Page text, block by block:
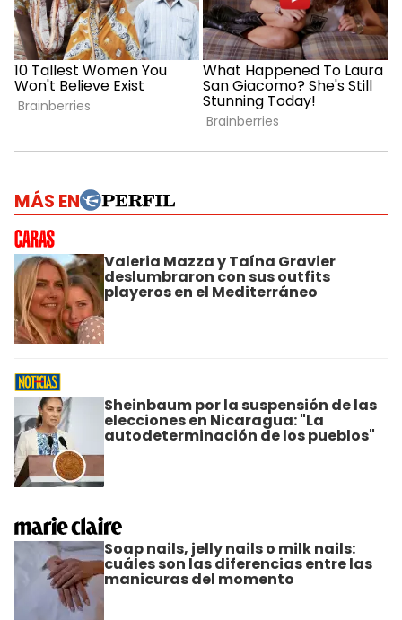
MÁS EN
Valeria Mazza y Taína Gravier
deslumbraron con sus outfits
playeros en el Mediterráneo
Sheinbaum por la suspensión de las
elecciones en Nicaragua: "La
autodeterminación de los pueblos"
Soap nails, jelly nails o milk nails:
cuáles son las diferencias entre las
manicuras del momento